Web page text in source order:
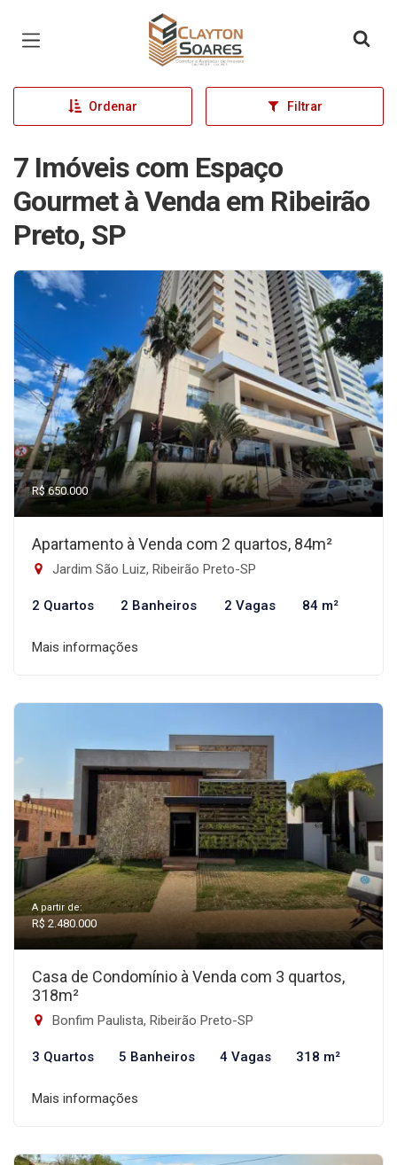
Página inicial
Ordenar Filtrar
7 Imóveis com Espaço
Gourmet à Venda em Ribeirão
Preto, SP
R$ 650.000
Apartamento à Venda com 2 quartos, 84m²
Jardim São Luiz, Ribeirão Preto-SP
2 Quartos 2 Banheiros 2 Vagas 84 m²
Mais informações
A partir de:
R$ 2.480.000
Casa de Condomínio à Venda com 3 quartos,
318m²
Bonfim Paulista, Ribeirão Preto-SP
3 Quartos 5 Banheiros 4 Vagas 318 m²
Mais informações